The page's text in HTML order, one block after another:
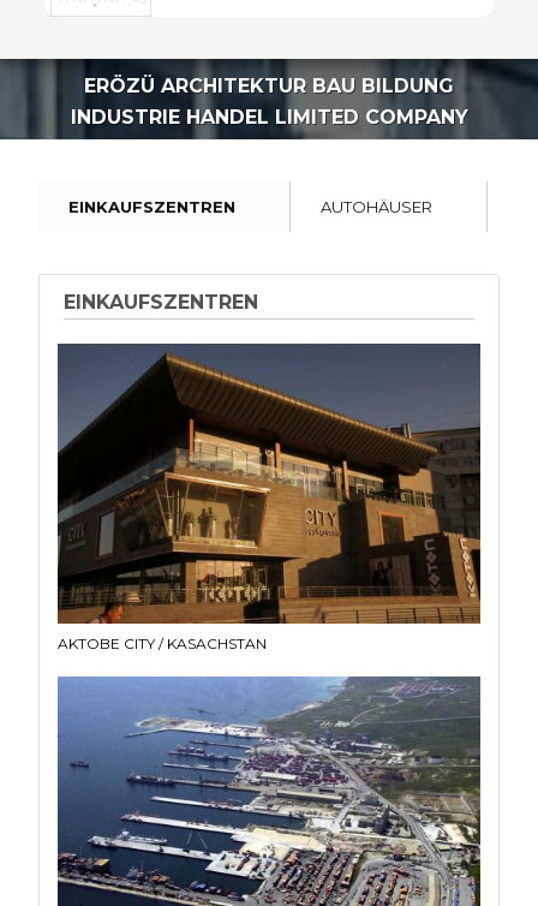
ERÖZÜ ARCHITEKTUR BAU BILDUNG
INDUSTRIE HANDEL LIMITED COMPANY
EINKAUFSZENTREN AUTOHÄUSER
EINKAUFSZENTREN
AKTOBE CITY / KASACHSTAN